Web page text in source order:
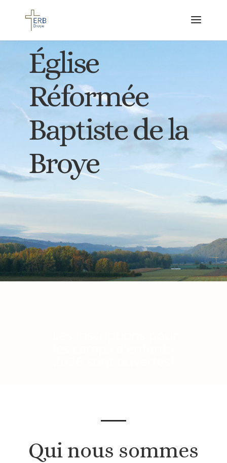
Église
Réformée
Baptiste de la
Broye
Qui nous sommes